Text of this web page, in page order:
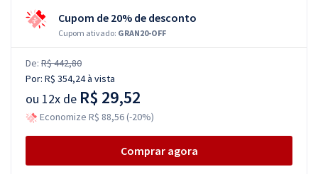
Cupom de 20% de desconto
Cupom ativado: GRAN20-OFF
De: R$ 442,80
Por: R$ 354,24à vista
ou 12x de R$ 29,52
Economize R$ 88,56 (-20%)
Comprar agora